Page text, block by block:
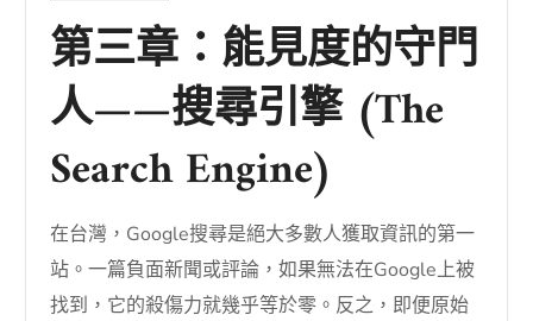
第三章：能見度的守門
人——搜尋引擎 (The
Search Engine)
在台灣，Google搜尋是絕大多數人獲取資訊的第一
站。一篇負面新聞或評論，如果無法在Google上被
找到，它的殺傷力就幾乎等於零。反之，即便原始